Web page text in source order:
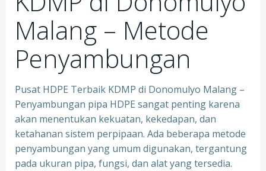
Malang – Metode
Penyambungan
Pusat HDPE Terbaik KDMP di Donomulyo Malang –
Penyambungan pipa HDPE sangat penting karena
akan menentukan kekuatan, kekedapan, dan
ketahanan sistem perpipaan. Ada beberapa metode
penyambungan yang umum digunakan, tergantung
pada ukuran pipa, fungsi, dan alat yang tersedia.